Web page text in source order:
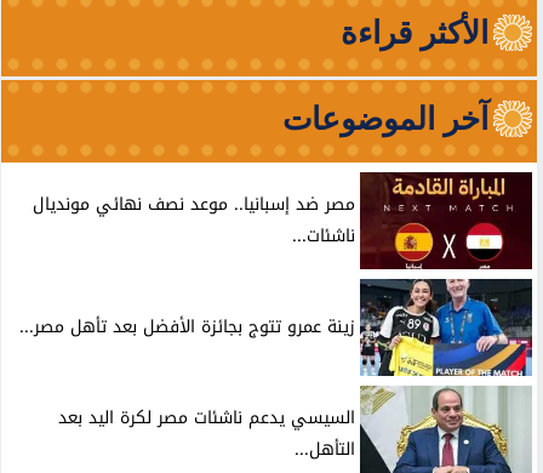
الأكثر قراءة
آخر الموضوعات
مصر ضد إسبانيا.. موعد نصف نهائي مونديال
ناشئات...
زينة عمرو تتوج بجائزة الأفضل بعد تأهل مصر...
السيسي يدعم ناشئات مصر لكرة اليد بعد
التأهل...